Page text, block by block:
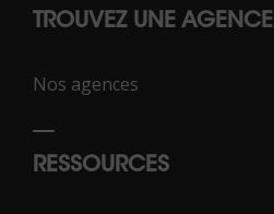
TROUVEZ UNE AGENCE
Nos agences
RESSOURCES